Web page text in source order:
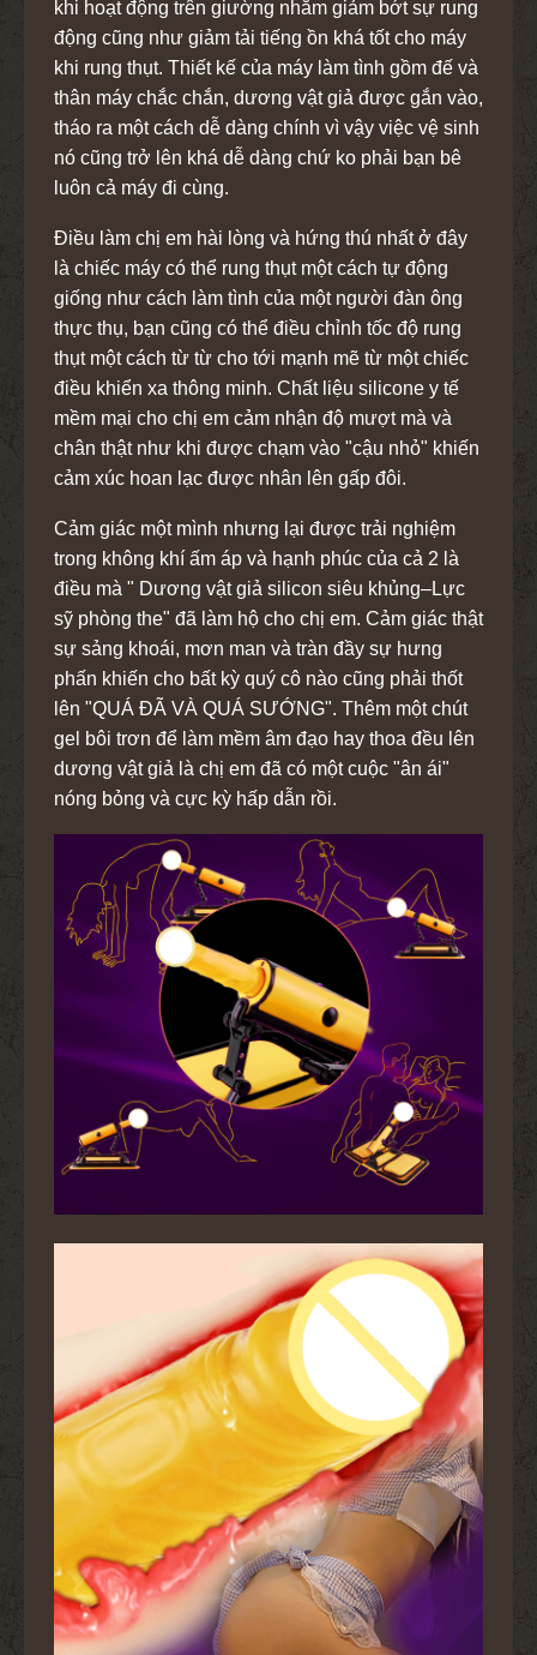
khi hoạt động trên giường nhằm giảm bớt sự rung
động cũng như giảm tải tiếng ồn khá tốt cho máy
khi rung thụt. Thiết kế của máy làm tình gồm đế và
thân máy chắc chắn, dương vật giả được gắn vào,
tháo ra một cách dễ dàng chính vì vậy việc vệ sinh
nó cũng trở lên khá dễ dàng chứ ko phải bạn bê
luôn cả máy đi cùng.
Điều làm chị em hài lòng và hứng thú nhất ở đây
là chiếc máy có thể rung thụt một cách tự động
giống như cách làm tình của một người đàn ông
thực thụ, bạn cũng có thể điều chỉnh tốc độ rung
thụt một cách từ từ cho tới mạnh mẽ từ một chiếc
điều khiển xa thông minh. Chất liệu silicone y tế
mềm mại cho chị em cảm nhận độ mượt mà và
chân thật như khi được chạm vào "cậu nhỏ" khiến
cảm xúc hoan lạc được nhân lên gấp đôi.
Cảm giác một mình nhưng lại được trải nghiệm
trong không khí ấm áp và hạnh phúc của cả 2 là
điều mà " Dương vật giả silicon siêu khủng–Lực
sỹ phòng the" đã làm hộ cho chị em. Cảm giác thật
sự sảng khoái, mơn man và tràn đầy sự hưng
phấn khiến cho bất kỳ quý cô nào cũng phải thốt
lên "QUÁ ĐÃ VÀ QUÁ SƯỚNG". Thêm một chút
gel bôi trơn để làm mềm âm đạo hay thoa đều lên
dương vật giả là chị em đã có một cuộc "ân ái"
nóng bỏng và cực kỳ hấp dẫn rồi.